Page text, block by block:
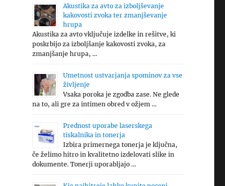
Akustika za avto za izboljševanje
kakovosti zvoka ter zmanjševanje
hrupa
Akustika za avto vključuje izdelke in rešitve, ki
poskrbijo za izboljšanje kakovosti zvoka, za
zmanjšanje hrupa, …
Umetnost ustvarjanja spominov za vse
življenje
Vsaka poroka je zgodba zase. Ne glede
na to, ali gre za intimen obred v ožjem …
Prednost uporabe laserskega
tiskalnika in tonerja
Izbira primernega tonerja je ključna,
če želimo hitro in kvalitetno izdelovati slike in
dokumente. Tonerji uporabljajo …